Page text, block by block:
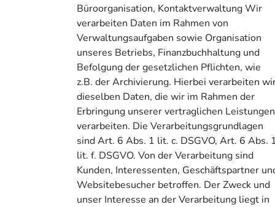
Büroorganisation, Kontaktverwaltung Wir
verarbeiten Daten im Rahmen von
Verwaltungsaufgaben sowie Organisation
unseres Betriebs, Finanzbuchhaltung und
Befolgung der gesetzlichen Pflichten, wie
z.B. der Archivierung. Hierbei verarbeiten
dieselben Daten, die wir im Rahmen der
Erbringung unserer vertraglichen Leistungen
verarbeiten. Die Verarbeitungsgrundlagen
sind Art. 6 Abs. 1 lit. c. DSGVO, Art. 6 Abs.
lit. f. DSGVO. Von der Verarbeitung sind
Kunden, Interessenten, Geschäftspartner
Websitebesucher betroffen. Der Zweck und
unser Interesse an der Verarbeitung liegt in